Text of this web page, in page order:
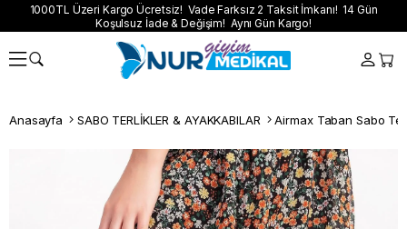
1000TL Üzeri Kargo Ücretsiz! Vade Farksız 2 Taksit İmkanı! 14 Gün
Koşulsuz İade & Değişim! Aynı Gün Kargo!
Anasayfa SABO TERLİKLER & AYAKKABILAR Airmax Taban Sabo